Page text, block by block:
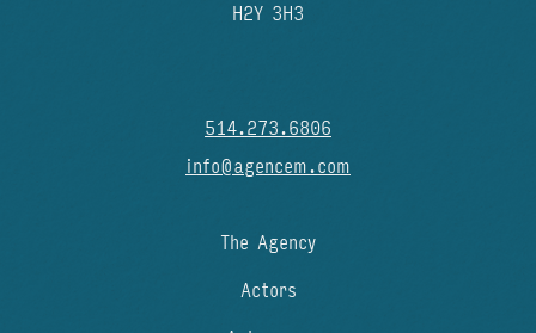
H2Y 3H3
514.273.6806
info@agencem.com
The Agency
Actors